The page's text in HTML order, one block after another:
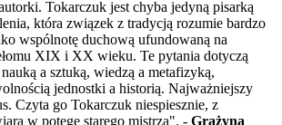
Tokarczuk jest chyba jedyną pisarką
która związek z tradycją rozumie bardzo
wspólnotę duchową ufundowaną na
XIX i XX wieku. Te pytania dotyczą
a sztuką, wiedzą a metafizyką,
jednostki a historią. Najważniejszy
Czyta go Tokarczuk niespiesznie, z
w potęgę starego mistrza". - Grażyna